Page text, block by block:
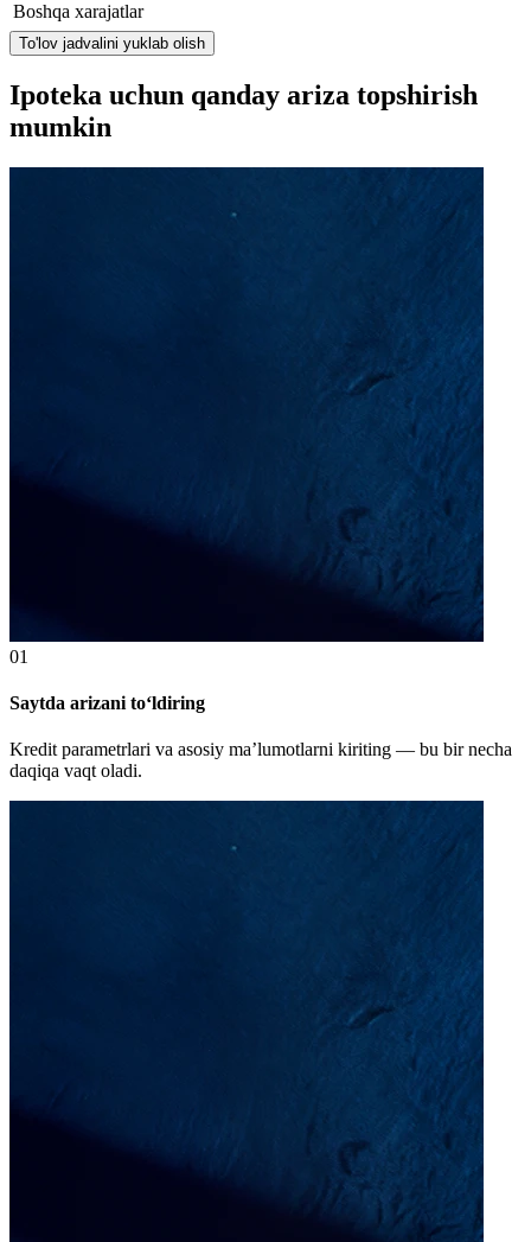
Boshqa xarajatlar
To'lov jadvalini yuklab olish
Ipoteka uchun qanday ariza topshirish
mumkin
01
Saytda arizani to‘ldiring
Kredit parametrlari va asosiy ma’lumotlarni kiriting — bu bir necha
daqiqa vaqt oladi.